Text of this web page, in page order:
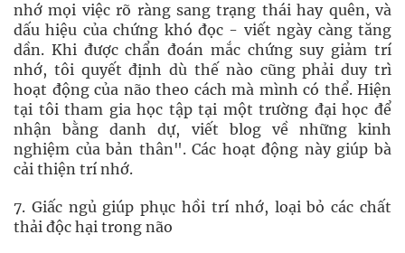
nhớ mọi việc rõ ràng sang trạng thái hay quên, và
dấu hiệu của chứng khó đọc - viết ngày càng tăng
dần. Khi được chẩn đoán mắc chứng suy giảm trí
nhớ, tôi quyết định dù thế nào cũng phải duy trì
hoạt động của não theo cách mà mình có thể. Hiện
tại tôi tham gia học tập tại một trường đại học để
nhận bằng danh dự, viết blog về những kinh
nghiệm của bản thân". Các hoạt động này giúp bà
cải thiện trí nhớ.
7. Giấc ngủ giúp phục hồi trí nhớ, loại bỏ các chất
thải độc hại trong não